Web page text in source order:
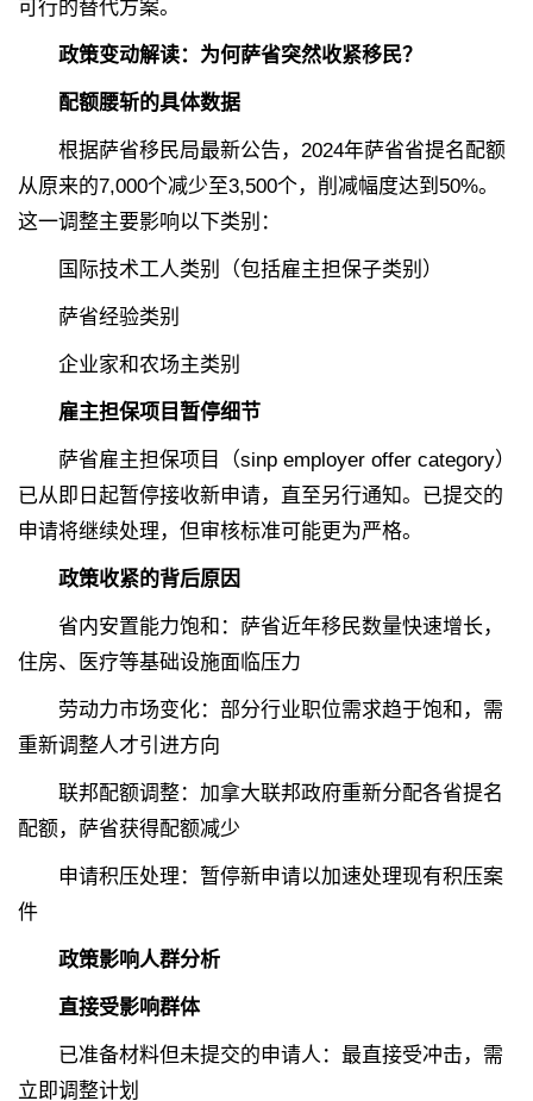
可行的替代方案。
政策变动解读：为何萨省突然收紧移民？
配额腰斩的具体数据
根据萨省移民局最新公告，2024年萨省省提名配额
从原来的7,000个减少至3,500个，削减幅度达到50%。
这一调整主要影响以下类别：
国际技术工人类别（包括雇主担保子类别）
萨省经验类别
企业家和农场主类别
雇主担保项目暂停细节
萨省雇主担保项目（sinp employer offer category）
已从即日起暂停接收新申请，直至另行通知。已提交的
申请将继续处理，但审核标准可能更为严格。
政策收紧的背后原因
省内安置能力饱和：萨省近年移民数量快速增长，
住房、医疗等基础设施面临压力
劳动力市场变化：部分行业职位需求趋于饱和，需
重新调整人才引进方向
联邦配额调整：加拿大联邦政府重新分配各省提名
配额，萨省获得配额减少
申请积压处理：暂停新申请以加速处理现有积压案
件
政策影响人群分析
直接受影响群体
已准备材料但未提交的申请人：最直接受冲击，需
立即调整计划